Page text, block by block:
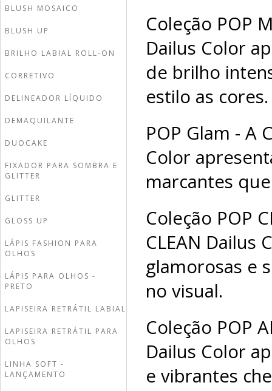
BLUSH MOSAICO
BLUSH UP
BRILHO LABIAL ROLL-ON
CORRETIVO
DELINEADOR LÍQUIDO
DEMAQUILANTE
DUOCAKE
FIXADOR PARA SOMBRA E
GLITTER
GLITTER
GLOSS UP
LÁPIS FASHION PARA
OLHOS
LÁPIS PARA OLHOS -
PRETO
LAPISEIRA RETRÁTIL LABIAL
LAPISEIRA RETRÁTIL PARA
OLHOS
LINHA SOFT -
LANÇAMENTO
Coleção POP
Dailus Color
de brilho
estilo as
POP Glam - A
Color
marcantes
Coleção POP
CLEAN Dailus
glamorosas e
no visual.
Coleção POP
Dailus Color
e vibrantes